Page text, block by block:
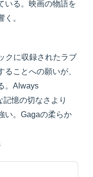
いる。映画の物語を
。
クに収録されたラブ
ことへの願いが、
。Always
憶の切なさより
い。Gagaの柔らか